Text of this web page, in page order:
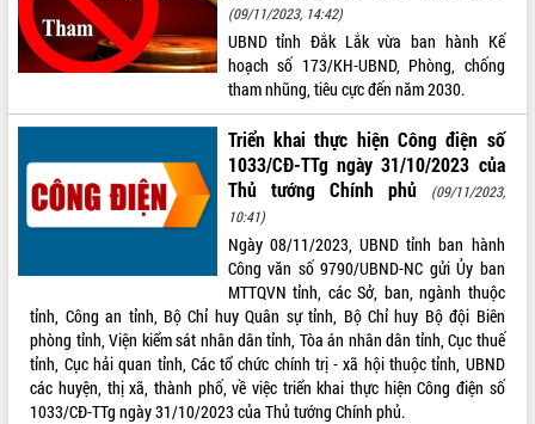
(09/11/2023, 14:42)
UBND tỉnh Đắk Lắk vừa ban hành Kế
hoạch số 173/KH-UBND, Phòng, chống
tham nhũng, tiêu cực đến năm 2030.
Triển khai thực hiện Công điện số
1033/CĐ-TTg ngày 31/10/2023 của
Thủ tướng Chính phủ
(09/11/2023,
10:41)
Ngày 08/11/2023, UBND tỉnh ban hành
Công văn số 9790/UBND-NC gửi Ủy ban
MTTQVN tỉnh, các Sở, ban, ngành thuộc
tỉnh, Công an tỉnh, Bộ Chỉ huy Quân sự tỉnh, Bộ Chỉ huy Bộ đội Biên
phòng tỉnh, Viện kiểm sát nhân dân tỉnh, Tòa án nhân dân tỉnh, Cục thuế
tỉnh, Cục hải quan tỉnh, Các tổ chức chính trị - xã hội thuộc tỉnh, UBND
các huyện, thị xã, thành phố, về việc triển khai thực hiện Công điện số
1033/CĐ-TTg ngày 31/10/2023 của Thủ tướng Chính phủ.